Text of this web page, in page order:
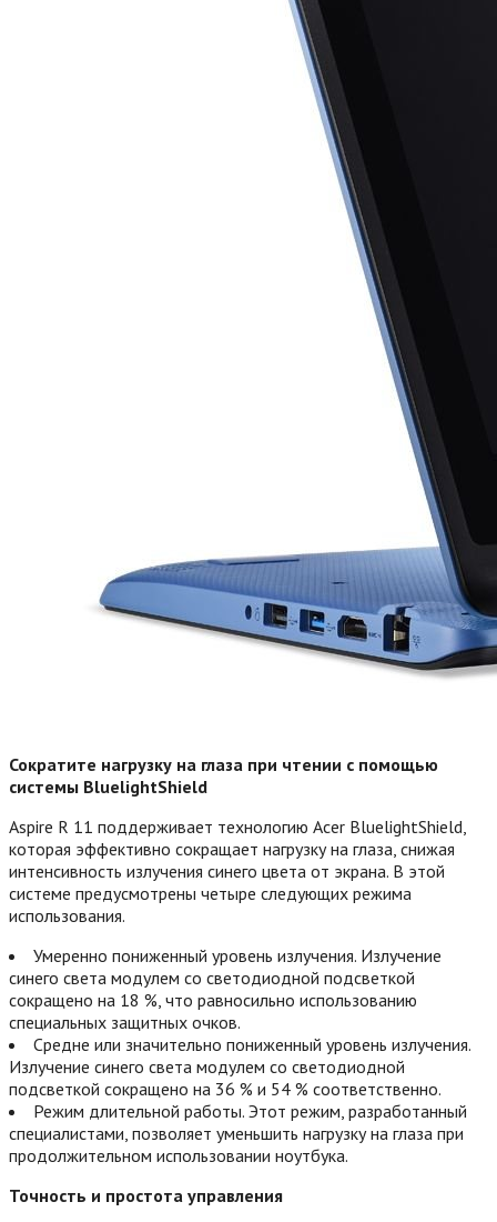
Сократите нагрузку на глаза при чтении с помощью
системы BluelightShield
Aspire R 11 поддерживает технологию Acer BluelightShield,
которая эффективно сокращает нагрузку на глаза, снижая
интенсивность излучения синего цвета от экрана. В этой
системе предусмотрены четыре следующих режима
использования.
Умеренно пониженный уровень излучения. Излучение
синего света модулем со светодиодной подсветкой
сокращено на 18 %, что равносильно использованию
специальных защитных очков.
Средне или значительно пониженный уровень излучения.
Излучение синего света модулем со светодиодной
подсветкой сокращено на 36 % и 54 % соответственно.
Режим длительной работы. Этот режим, разработанный
специалистами, позволяет уменьшить нагрузку на глаза при
продолжительном использовании ноутбука.
Точность и простота управления